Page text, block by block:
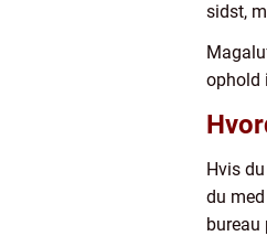
sidst,
ophold
Hvis
du
bureau